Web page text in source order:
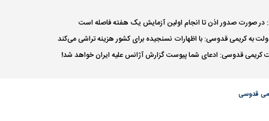
صورت صدور اذن تا انجام اولین آزمایش یک هفته فاصله است
به کریمی قدوسی: با اظهارات نسنجیده برای کشور هزینه تراشی می‌کند
کریمی قدوسی: ادعای شما پیوست گزارش آژانس علیه ایران خواهد شد!
قدوسی
از داخل
ببینید| ونس: ایرانیان به ما گفته‌اند که